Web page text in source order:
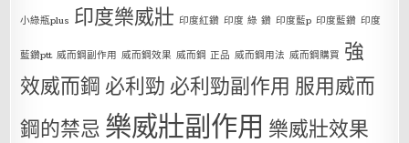
小綠瓶plus 印度樂威壯 印度紅鑽 印度 綠 鑽 印度藍p 印度藍鑽 印度
藍鑽ptt 威而鋼副作用 威而鋼效果 威而鋼 正品 威而鋼用法 威而鋼購買 強
效威而鋼 必利勁 必利勁副作用 服用威而
鋼的禁忌 樂威壯副作用 樂威壯效果